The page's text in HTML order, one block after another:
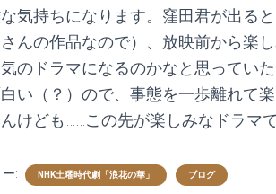
気持ちになります。窪田君が出る
んの作品なので）、放映前から楽
のドラマになるのかなと思ってい
い（？）ので、事態を一歩離れて
けども……この先が楽しみなドラマで
: NHK土曜時代劇「浪花の華」 ブログ